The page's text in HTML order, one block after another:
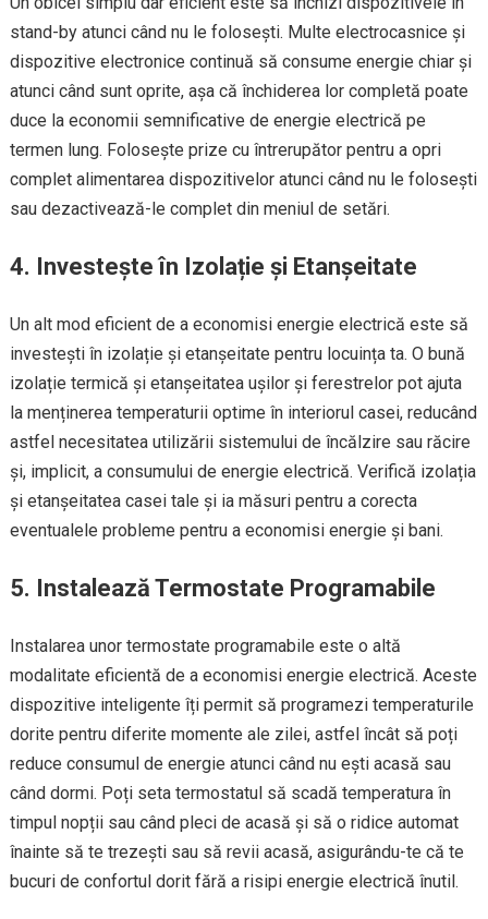
stand-by atunci când nu le folosești. Multe electrocasnice și
dispozitive electronice continuă să consume energie chiar și
atunci când sunt oprite, așa că închiderea lor completă poate
duce la economii semnificative de energie electrică pe
termen lung. Folosește prize cu întrerupător pentru a opri
complet alimentarea dispozitivelor atunci când nu le folosești
sau dezactivează-le complet din meniul de setări.
4. Investește în Izolație și Etanșeitate
Un alt mod eficient de a economisi energie electrică este să
investești în izolație și etanșeitate pentru locuința ta. O bună
izolație termică și etanșeitatea ușilor și ferestrelor pot ajuta
la menținerea temperaturii optime în interiorul casei, reducând
astfel necesitatea utilizării sistemului de încălzire sau răcire
și, implicit, a consumului de energie electrică. Verifică izolația
și etanșeitatea casei tale și ia măsuri pentru a corecta
eventualele probleme pentru a economisi energie și bani.
5. Instalează Termostate Programabile
Instalarea unor termostate programabile este o altă
modalitate eficientă de a economisi energie electrică. Aceste
dispozitive inteligente îți permit să programezi temperaturile
dorite pentru diferite momente ale zilei, astfel încât să poți
reduce consumul de energie atunci când nu ești acasă sau
când dormi. Poți seta termostatul să scadă temperatura în
timpul nopții sau când pleci de acasă și să o ridice automat
înainte să te trezești sau să revii acasă, asigurându-te că te
bucuri de confortul dorit fără a risipi energie electrică înutil.